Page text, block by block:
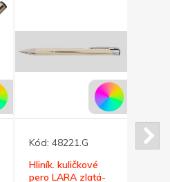
Kód: 48221.G
Hliník. kuličkové
pero LARA zlatá-
Kód: